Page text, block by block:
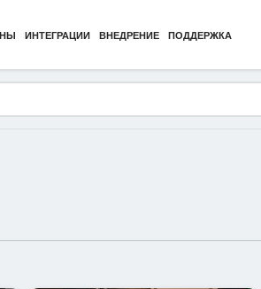
ИНТЕГРАЦИИ ВНЕДРЕНИЕ ПОДДЕРЖКА